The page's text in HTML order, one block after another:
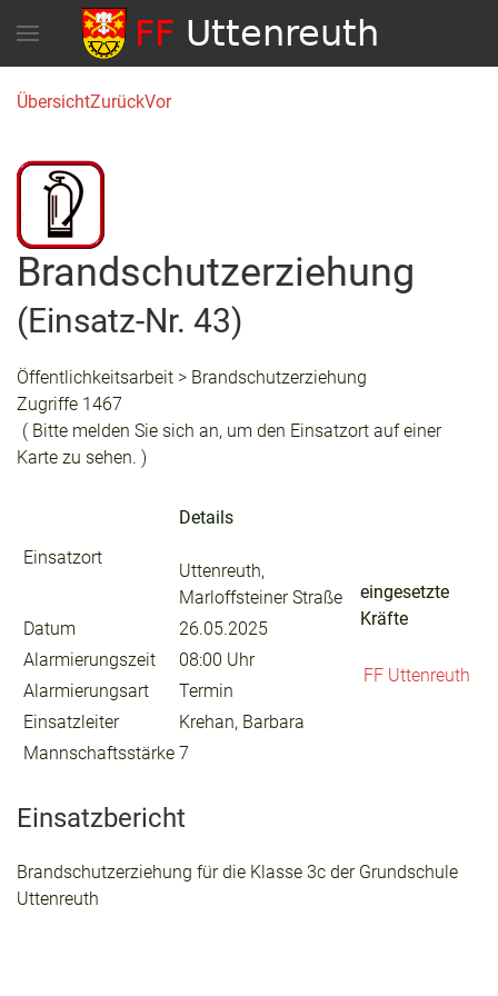
ÜbersichtZurückVor
Brandschutzerziehung
(Einsatz-Nr. 43)
Öffentlichkeitsarbeit > Brandschutzerziehung
Zugriffe 1467
( Bitte melden Sie sich an, um den Einsatzort auf einer
Karte zu sehen. )
Einsatzort
Details
Uttenreuth,
Marloffsteiner Straße
Datum
26.05.2025
Alarmierungszeit
08:00 Uhr
Alarmierungsart
Termin
Einsatzleiter
Krehan, Barbara
Mannschaftsstärke 7
eingesetzte
Kräfte
FF Uttenreuth
Einsatzbericht
Brandschutzerziehung für die Klasse 3c der Grundschule
Uttenreuth